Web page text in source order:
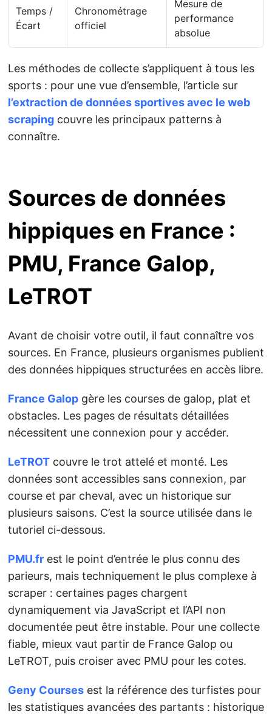
Temps /
Écart
Chronométrage
officiel
Mesure de
performance
absolue
Les méthodes de collecte s’appliquent à tous les
sports : pour une vue d’ensemble, l’article sur
l’extraction de données sportives avec le web
scraping couvre les principaux patterns à
connaître.
Sources de données
hippiques en France :
PMU, France Galop,
LeTROT
Avant de choisir votre outil, il faut connaître vos
sources. En France, plusieurs organismes publient
des données hippiques structurées en accès libre.
France Galop gère les courses de galop, plat et
obstacles. Les pages de résultats détaillées
nécessitent une connexion pour y accéder.
LeTROT couvre le trot attelé et monté. Les
données sont accessibles sans connexion, par
course et par cheval, avec un historique sur
plusieurs saisons. C’est la source utilisée dans le
tutoriel ci-dessous.
PMU.fr est le point d’entrée le plus connu des
parieurs, mais techniquement le plus complexe à
scraper : certaines pages chargent
dynamiquement via JavaScript et l’API non
documentée peut être instable. Pour une collecte
fiable, mieux vaut partir de France Galop ou
LeTROT, puis croiser avec PMU pour les cotes.
Geny Courses est la référence des turfistes pour
les statistiques avancées des partants : historique